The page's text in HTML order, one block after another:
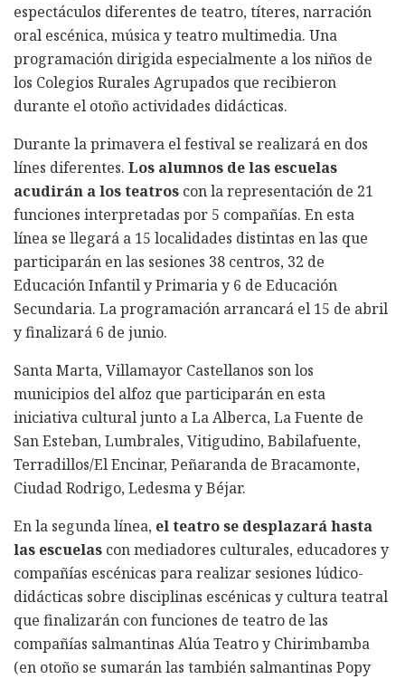
espectáculos diferentes de teatro, títeres, narración
oral escénica, música y teatro multimedia. Una
programación dirigida especialmente a los niños de
los Colegios Rurales Agrupados que recibieron
durante el otoño actividades didácticas.
Durante la primavera el festival se realizará en dos
línes diferentes. Los alumnos de las escuelas
acudirán a los teatros con la representación de 21
funciones interpretadas por 5 compañías. En esta
línea se llegará a 15 localidades distintas en las que
participarán en las sesiones 38 centros, 32 de
Educación Infantil y Primaria y 6 de Educación
Secundaria. La programación arrancará el 15 de abril
y finalizará 6 de junio.
Santa Marta, Villamayor Castellanos son los
municipios del alfoz que participarán en esta
iniciativa cultural junto a La Alberca, La Fuente de
San Esteban, Lumbrales, Vitigudino, Babilafuente,
Terradillos/El Encinar, Peñaranda de Bracamonte,
Ciudad Rodrigo, Ledesma y Béjar.
En la segunda línea, el teatro se desplazará hasta
las escuelas con mediadores culturales, educadores y
compañías escénicas para realizar sesiones lúdico-
didácticas sobre disciplinas escénicas y cultura teatral
que finalizarán con funciones de teatro de las
compañías salmantinas Alúa Teatro y Chirimbamba
(en otoño se sumarán las también salmantinas Popy